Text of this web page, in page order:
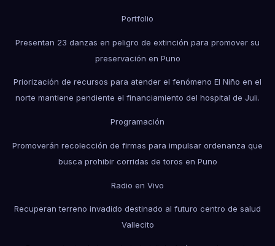
Portfolio
Presentan 23 danzas en peligro de extinción para promover su
preservación en Puno
Priorización de recursos para atender el fenómeno El Niño en el
norte mantiene pendiente el financiamiento del hospital de Juli.
Programación
Promoverán recolección de firmas para impulsar ordenanza que
busca prohibir corridas de toros en Puno
Radio en Vivo
Recuperan terreno invadido destinado al futuro centro de salud
Vallecito